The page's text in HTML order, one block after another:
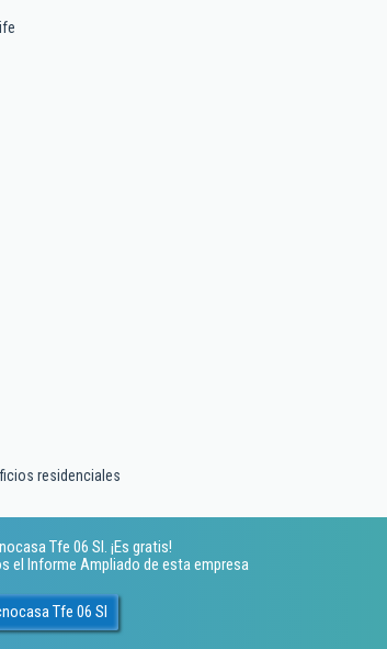
residenciales
Tfe 06 Sl. ¡Es gratis!
el Informe Ampliado de esta empresa
Tfe 06 Sl